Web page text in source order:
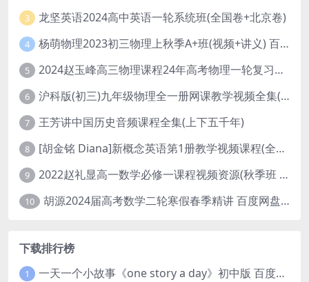
3 龙坚英语2024高中英语一轮系统班(全国卷+北京卷)
4 杨萌物理2023初三物理上秋季A+班(视频+讲义) 百度网盘分享
5 2024赵玉峰高三物理课程24年高考物理一轮复习网课教程
6 沪科版(初三)九年级物理全一册网课教学视频全集(录播版 杜春雨 66讲)
7 王芳讲中国历史音频课程全集(上下五千年)
8 [胡金铭 Diana]新概念英语第1册教学视频课程(全集 百度网盘下载)
9 2022赵礼显高一数学必修一课程视频资源(秋季班 含讲义)百度网盘云
10 胡源2024届高考数学二轮寒假春季精讲 百度网盘分享
下载排行榜
1 一天一个小故事《one story a day》初中版 百度网盘分享下载